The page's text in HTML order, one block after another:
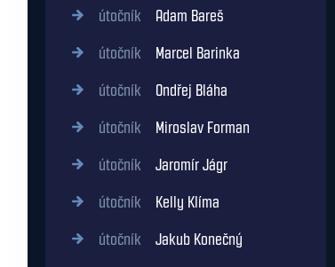
útočník Adam Bareš
útočník Marcel Barinka
útočník Ondřej Bláha
útočník Miroslav Forman
útočník Jaromír Jágr
útočník Kelly Klíma
útočník Jakub Konečný